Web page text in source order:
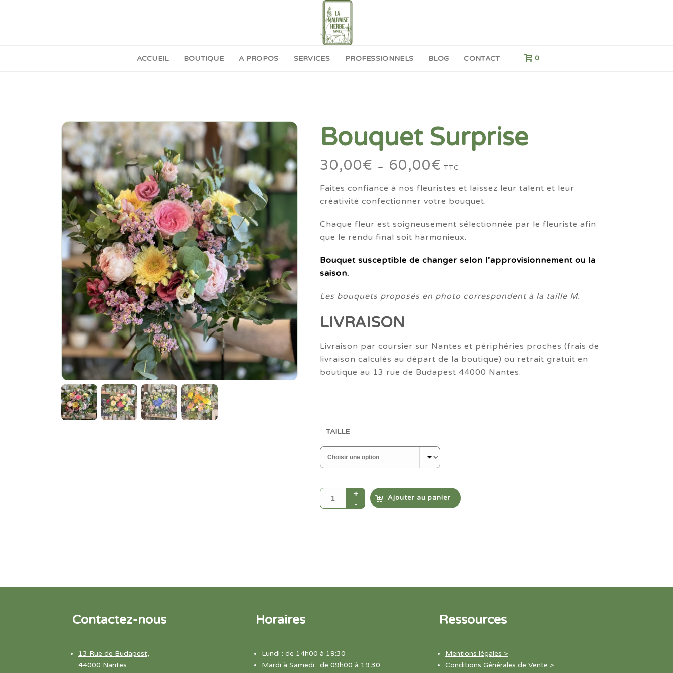
ACCUEIL BOUTIQUE A PROPOS SERVICES PROFESSIONNELS BLOG CONTACT 0
Bouquet Surprise
30,00€ – 60,00€ Plage
prix :
30,00€
60,00€
TTC
Faites confiance à nos fleuristes et laissez leur talent et leur
créativité confectionner votre bouquet.
Chaque fleur est soigneusement sélectionnée par le fleuriste afin
que le rendu final soit harmonieux.
Bouquet susceptible de changer selon l’approvisionnement ou la
saison.
Les bouquets proposés en photo correspondent à la taille M.
LIVRAISON
Livraison par coursier sur Nantes et périphéries proches (frais de
livraison calculés au départ de la boutique) ou retrait gratuit en
boutique au 13 rue de Budapest 44000 Nantes.
TAILLE
Ajouter au panier
Contactez-nous
13 Rue de Budapest,
44000 Nantes
Horaires
Lundi : de 14h00 à 19:30
Mardi à Samedi : de 09h00 à 19:30
Ressources
Mentions légales >
Conditions Générales de Vente >